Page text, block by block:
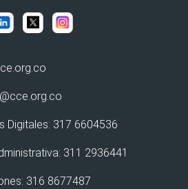
Digitales: 317 6604536
311 2936441
316 8677487